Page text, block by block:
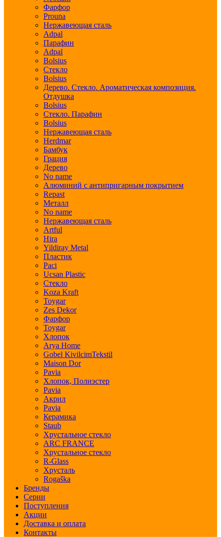
Фарфор
Prouna
Нержавеющая сталь
Adpal
Парафин
Adpal
Bolsius
Стекло
Bolsius
Дерево. Стекло. Ароматическая композиция.
Отдушка
Bolsius
Стекло. Парафин
Bolsius
Нержавеющая сталь
Herdmar
Бамбук
Грация
Дерево
No name
Алюминий с антипригарным покрытием
Repast
Металл
No name
Нержавеющая сталь
Artful
Hira
Yildiray Metal
Пластик
Paci
Ucsan Plastic
Стекло
Koza Kraft
Toygar
Zes Dekor
Фарфор
Toygar
Хлопок
Arya Home
Gobel KivilcimTekstil
Maison Dor
Pavia
Хлопок, Полиэстер
Pavia
Акрил
Pavia
Керамика
Staub
Хрустальное стекло
ARC FRANCE
Хрустальное стекло
R-Glass
Хрусталь
Rogaška
Бренды
Серии
Поступления
Акции
Доставка и оплата
Контакты